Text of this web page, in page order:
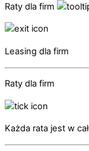
Raty dla firm
Leasing dla firm
Raty dla firm
Każda rata jest w